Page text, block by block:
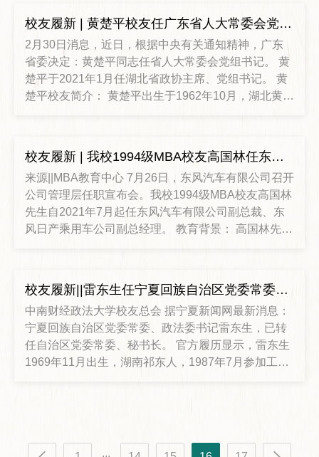
校友履新 | 黄楚平校友任广东省人大常委会党组书记
2月30日消息，近日，根据中央有关通知精神，广东
省委决定：黄楚平同志任省人大常委会党组书记。 黄
楚平于2021年1月任湖北省政协主席、党组书记。 黄
楚平校友简介： 黄楚平出生于1962年10月，湖北黄冈
人，1984年7月参加工作，1984年12月加入中国共产
2003年6月，在中南财经政法大学国民经济学专业在
职博士研究生学习。 他长期在湖北任职，2006年任武
汉市委常委、秘书长，2007年任咸宁市长，次年任咸
宁市委书记。2012年
校友履新 | 我校1994级MBA校友高国林任东风汽车有限公司副总裁、东风汽车有限公司东风日产乘用车公司副总经理
来源||MBA教育中心 7月26日，东风汽车有限公司召开
公司管理层任职宣布会。我校1994级MBA校友高国林
先生自2021年7月起任东风汽车有限公司副总裁、东
风日产乘用车公司副总经理。 教育背景： 高国林先生
管理硕士学位。 工作经历： 先后在深圳东风置业有限
公司、风神汽车有限公司、东风汽车有限公司东风日
产乘用车公司、东风汽车有限公司东风启辰
校友履新||雷东生任宁夏回族自治区党委常委、秘书长
中南财经政法大学校友总会 据宁夏新闻网最新消息：
宁夏回族自治区党委常委、政法委书记雷东生，已转
任自治区党委常委、秘书长。 官方履历显示，雷东生
1969年11月出生，湖南祁东人，1987年7月参加工
作，1995年11月加入中国共产党。1993年9月至1996
新疆工作协调小组成员。 今年1月，雷东生到地方工
...